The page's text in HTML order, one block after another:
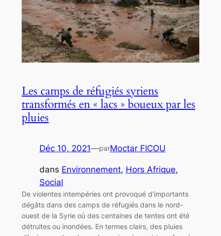
Les camps de réfugiés syriens
transformés en « lacs » boueux par les
pluies
Déc 10, 2021—parMoctar FICOU
dans Environnement, Hors Afrique
Social
De violentes intempéries ont provoqué d’importants
dégâts dans des camps de réfugiés dans le nord-
ouest de la Syrie où des centaines de tentes ont été
détruites ou inondées. En termes clairs, des pluies